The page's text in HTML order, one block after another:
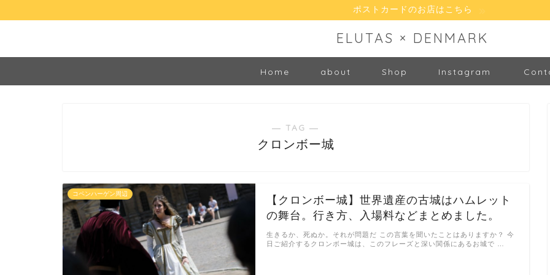
ポストカードのお店はこちら
ELUTAS × DENMARK
Home about Shop Instagram
― TAG ―
クロンボー城
コペンハーゲン周辺
【クロンボー城】世界遺産の古城はハムレット
の舞台。行き方、入場料などまとめました。
生きるか、死ぬか。それが問題だ この言葉を聞いたことはありますか？ 今
日ご紹介するクロンボー城は、このフレーズと深い関係にあるお城で …